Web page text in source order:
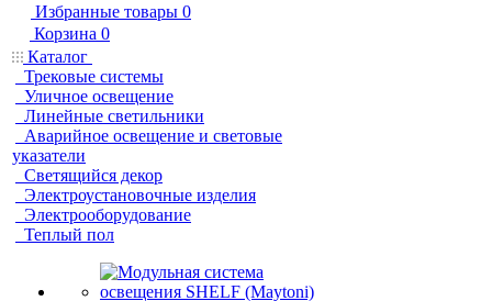
Избранные товары 0
Корзина 0
Каталог
Трековые системы
Уличное освещение
Линейные светильники
Аварийное освещение и световые
указатели
Светящийся декор
Электроустановочные изделия
Электрооборудование
Теплый пол